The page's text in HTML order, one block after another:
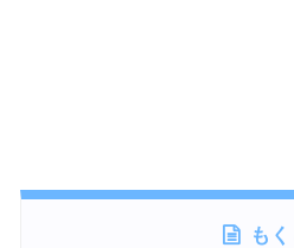
もく